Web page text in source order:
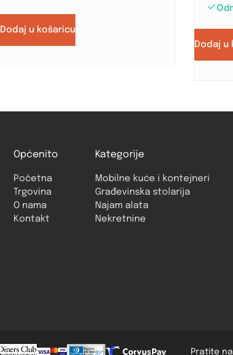
Dodaj u košaricu
Dodaj u
Općenito
Početna
Trgovina
O nama
Kontakt
Kategorije
Mobilne kuće i kontejneri
Građevinska stolarija
Najam alata
Nekretnine
Pratite